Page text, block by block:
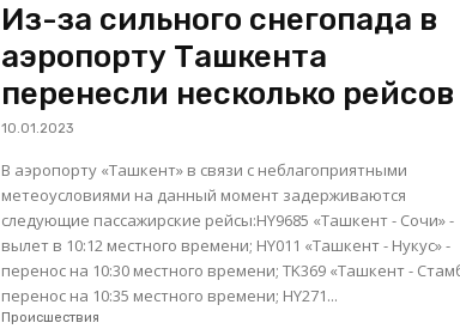
Из-за сильного снегопада в
аэропорту Ташкента
перенесли несколько рейсов
10.01.2023
В аэропорту «Ташкент» в связи с неблагоприятными
метеоусловиями на данный момент задерживаются
следующие пассажирские рейсы:HY9685 «Ташкент - Сочи» -
вылет в 10:12 местного времени; HY011 «Ташкент - Нукус» -
перенос на 10:30 местного времени; TK369 «Ташкент - Стамбул» -
перенос на 10:35 местного времени; HY271...
Происшествия